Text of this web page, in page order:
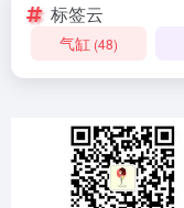
标签云
气缸 (48)